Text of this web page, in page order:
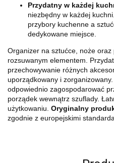
Przydatny w każdej
niezbędny w każdej
przybory kuchenne a
dedykowane miejsce.
Organizer na sztućce, noże
rozsuwanym elementem.
przechowywanie różnych
uporządkowany i
odpowiednio zagospodarować
porządek wewnątrz szuflady.
użytkowaniu. Oryginalny
zgodnie z europejskimi